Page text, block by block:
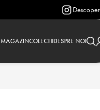
Descoperă-ne pe
MAGAZINCOLECTIIDESPRE NOI